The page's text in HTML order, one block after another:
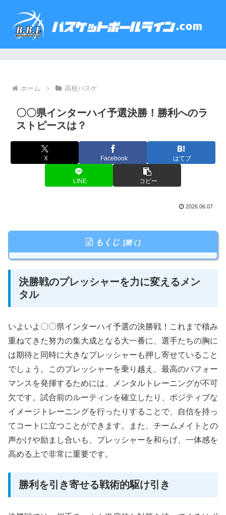
ホーム 高校バスケ
〇〇県インターハイ予選決勝！勝利へのラ
ストピースは？
X Facebook はてブ
LINE コピー
2026.06.07
もくじ
決勝戦のプレッシャーを力に変えるメン
タル
いよいよ〇〇県インターハイ予選の決勝戦！これまで積み
重ねてきた努力の集大成となる大一番に、選手たちの胸に
は期待と同時に大きなプレッシャーも押し寄せていること
でしょう。このプレッシャーを乗り越え、最高のパフォー
マンスを発揮するためには、メンタルトレーニングが不可
欠です。試合前のルーティンを確立したり、ポジティブな
イメージトレーニングを行ったりすることで、自信を持っ
てコートに立つことができます。また、チームメイトとの
声かけや励まし合いも、プレッシャーを和らげ、一体感を
高める上で非常に重要です。
勝利を引き寄せる戦術的駆け引き